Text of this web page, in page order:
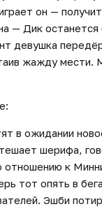
он —
— Дик останется
девушка
жажду мести.
в ожидании
шерифа,
отношению к
тот опять в
Эшби